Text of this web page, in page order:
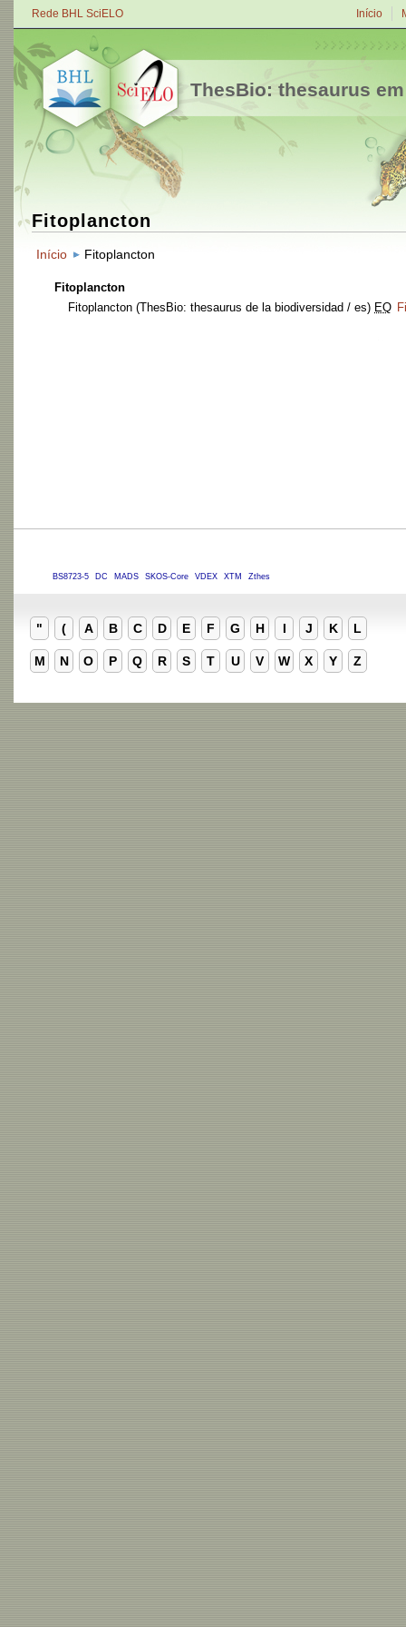
Rede BHL SciELO Início
ThesBio: thesaurus
Fitoplancton
Início Fitoplancton
Fitoplancton
Fitoplancton (ThesBio: thesaurus de la biodiversidad / es) EQ
BS8723-5 DC MADS SKOS-Core VDEX XTM Zthes
" ( A B C D E F G H I J K L
M N O P Q R S T U V W X Y Z